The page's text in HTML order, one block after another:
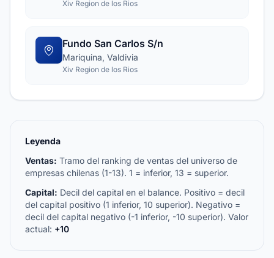
Xiv Region de los Rios
Fundo San Carlos S/n
Mariquina, Valdivia
Xiv Region de los Rios
Leyenda
Ventas: Tramo del ranking de ventas del universo de
empresas chilenas (1-13). 1 = inferior, 13 = superior.
Capital: Decil del capital en el balance. Positivo = decil
del capital positivo (1 inferior, 10 superior). Negativo =
decil del capital negativo (-1 inferior, -10 superior). Valor
actual: +10